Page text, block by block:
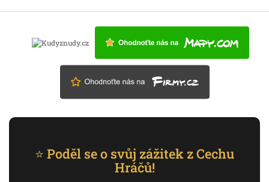
⭐ Poděl se o svůj zážitek z Cechu
Hráčů!